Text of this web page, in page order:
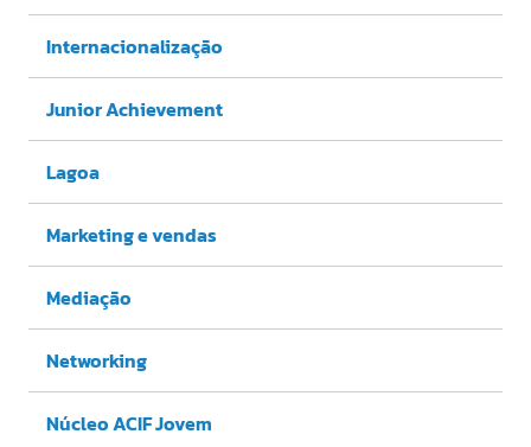
Internacionalização
Junior Achievement
Lagoa
Marketing e vendas
Mediação
Networking
Núcleo ACIF Jovem